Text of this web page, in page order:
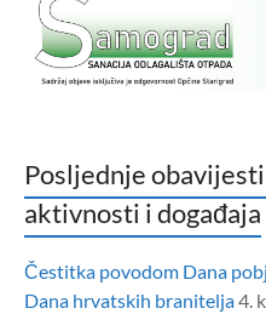
Posljednje
aktivnosti i događaja
Čestitka povodom Dana
Dana hrvatskih branitelja4.